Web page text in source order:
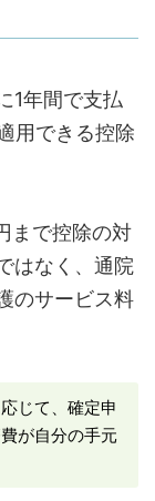
1年間で支払
用できる控除
まで控除の対
はなく、通院
のサービス料
じて、確定申
が自分の手元